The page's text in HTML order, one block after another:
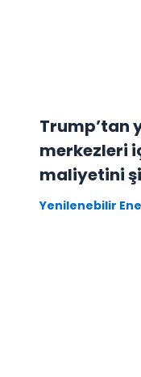
Trump’tan
merkezleri
maliyetini
Yenilenebilir